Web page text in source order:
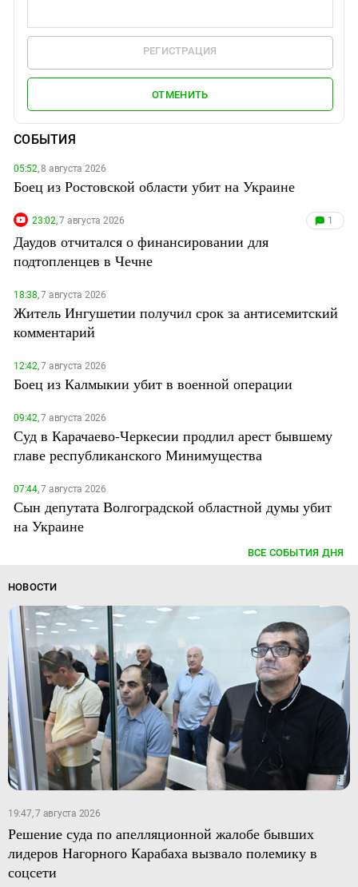
РЕГИСТРАЦИЯ
ОТМЕНИТЬ
СОБЫТИЯ
05:52,8 августа 2026
Боец из Ростовской области убит на Украине
23:02,7 августа 2026 1
Даудов отчитался о финансировании для
подтопленцев в Чечне
18:38,7 августа 2026
Житель Ингушетии получил срок за антисемитский
комментарий
12:42,7 августа 2026
Боец из Калмыкии убит в военной операции
09:42,7 августа 2026
Суд в Карачаево-Черкесии продлил арест бывшему
главе республиканского Минимущества
07:44,7 августа 2026
Сын депутата Волгоградской областной думы убит
на Украине
ВСЕ СОБЫТИЯ ДНЯ
НОВОСТИ
19:47, 7 августа 2026
Решение суда по апелляционной жалобе бывших
лидеров Нагорного Карабаха вызвало полемику в
соцсети